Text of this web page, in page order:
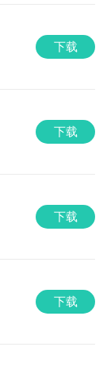
下载
下载
下载
下载